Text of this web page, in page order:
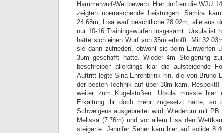
Hammerwurf-Wettbewerb. Hier durften die WJU
zeigten überraschende Leistungen. Samira
24.68m, Lisa warf beachtliche 28.02m, alle aus
nur 10-16 Trainingswürfen insgesamt. Ursula ist
hatte sich einen Wurf von 35m erhofft. Mit
sie dann zufrieden, obwohl sie beim Einwerfen
35m geschafft hatte. Wieder 4m Steigerung
beschreiben allerdings klar die aufsteigende
Auftritt legte Sina Ehrenbrink hin, die von Bruno
der besten Technik auf über 30m kam.
weiter zum Kugelstoßen. Ursula musste hier
Erkältung ihr doch mehr zugesetzt hatte, so
Schweigens ausgebreitet wird. Wiederum mit
Melissa (7.76m) und vor allem Lisa den
steigerte. Jennifer Seher kam hier auf solide